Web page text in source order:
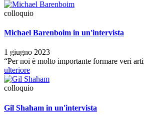
colloquio
Michael Barenboim in un'intervista
1 giugno 2023
“Per noi è molto importante formare veri
ulteriore
colloquio
Gil Shaham in un'intervista